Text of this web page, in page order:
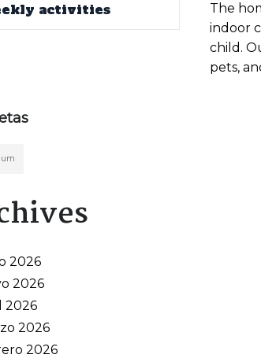
activities
2026
2026
2026
2026
2026
The
indoor
child.
pets,